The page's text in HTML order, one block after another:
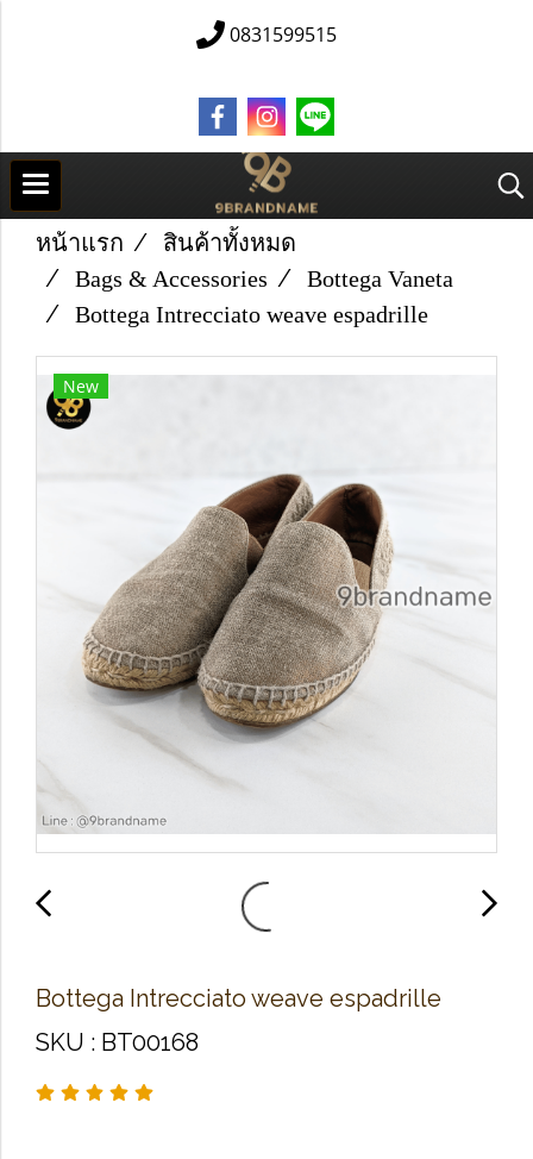
0831599515
หน้าแรก
สินค้าทั้งหมด
Bags & Accessories
Bottega Vaneta
Bottega Intrecciato weave espadrille
New
Bottega Intrecciato weave espadrille
SKU : BT00168